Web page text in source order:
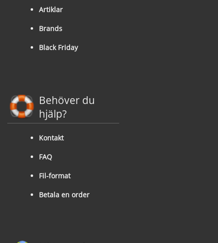
Artiklar
Brands
Black Friday
Behöver du
hjälp?
Kontakt
FAQ
Fil-format
Betala en order